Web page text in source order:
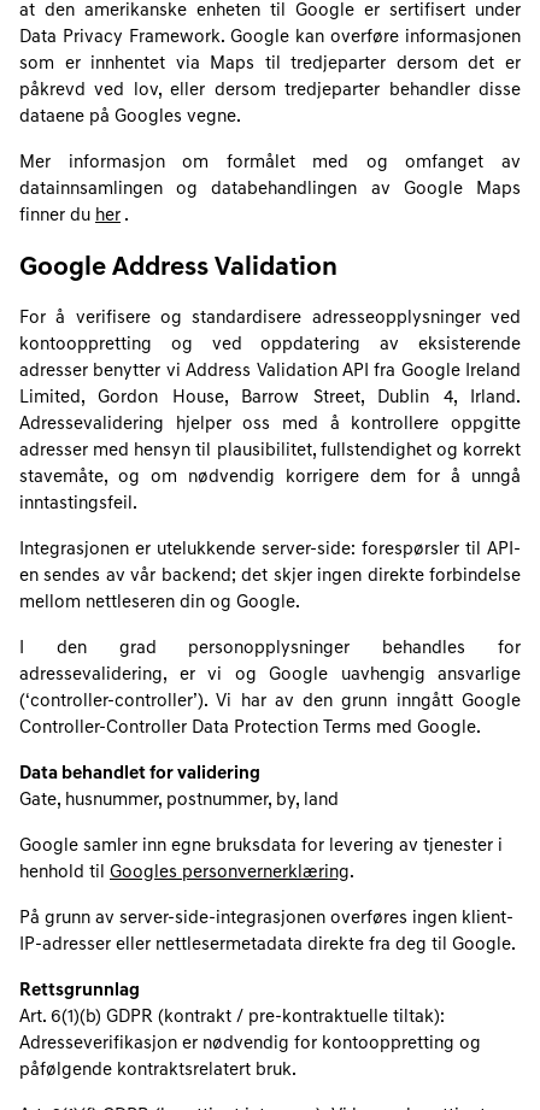
at den amerikanske enheten til Google er sertifisert under
Data Privacy Framework. Google kan overføre informasjonen
som er innhentet via Maps til tredjeparter dersom det er
påkrevd ved lov, eller dersom tredjeparter behandler disse
dataene på Googles vegne.
Mer informasjon om formålet med og omfanget av
datainnsamlingen og databehandlingen av Google Maps
finner du her .
Google Address Validation
For å verifisere og standardisere adresseopplysninger ved
kontooppretting og ved oppdatering av eksisterende
adresser benytter vi Address Validation API fra Google Ireland
Limited, Gordon House, Barrow Street, Dublin 4, Irland.
Adressevalidering hjelper oss med å kontrollere oppgitte
adresser med hensyn til plausibilitet, fullstendighet og korrekt
stavemåte, og om nødvendig korrigere dem for å unngå
inntastingsfeil.
Integrasjonen er utelukkende server-side: forespørsler til API-
en sendes av vår backend; det skjer ingen direkte forbindelse
mellom nettleseren din og Google.
I den grad personopplysninger behandles for
adressevalidering, er vi og Google uavhengig ansvarlige
(‘controller-controller’). Vi har av den grunn inngått Google
Controller‑Controller Data Protection Terms med Google.
Data behandlet for validering
Gate, husnummer, postnummer, by, land
Google samler inn egne bruksdata for levering av tjenester i
henhold til Googles personvernerklæring.
På grunn av server-side-integrasjonen overføres ingen klient-
IP-adresser eller nettlesermetadata direkte fra deg til Google.
Rettsgrunnlag
Art. 6(1)(b) GDPR (kontrakt / pre-kontraktuelle tiltak):
Adresseverifikasjon er nødvendig for kontooppretting og
påfølgende kontraktsrelatert bruk.